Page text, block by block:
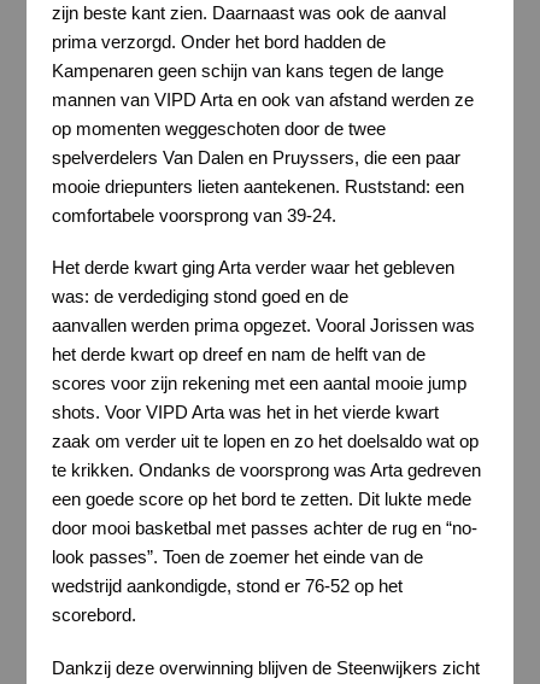
zijn beste kant zien. Daarnaast was ook de aanval
prima verzorgd. Onder het bord hadden de
Kampenaren geen schijn van kans tegen de lange
mannen van VIPD Arta en ook van afstand werden ze
op momenten weggeschoten door de twee
spelverdelers Van Dalen en Pruyssers, die een paar
mooie driepunters lieten aantekenen. Ruststand: een
comfortabele voorsprong van 39-24.
Het derde kwart ging Arta verder waar het gebleven
was: de verdediging stond goed en de
aanvallen werden prima opgezet. Vooral Jorissen was
het derde kwart op dreef en nam de helft van de
scores voor zijn rekening met een aantal mooie jump
shots. Voor VIPD Arta was het in het vierde kwart
zaak om verder uit te lopen en zo het doelsaldo wat op
te krikken. Ondanks de voorsprong was Arta gedreven
een goede score op het bord te zetten. Dit lukte mede
door mooi basketbal met passes achter de rug en “no-
look passes”. Toen de zoemer het einde van de
wedstrijd aankondigde, stond er 76-52 op het
scorebord.
Dankzij deze overwinning blijven de Steenwijkers zicht